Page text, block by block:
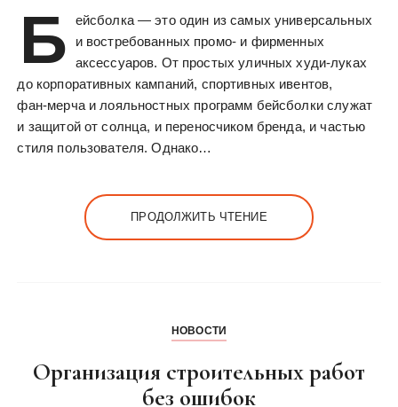
Б
ейсболка — это один из самых универсальных
и востребованных промо‑ и фирменных
аксессуаров. От простых уличных худи‑луках
до корпоративных кампаний, спортивных ивентов,
фан‑мерча и лояльностных программ бейсболки служат
и защитой от солнца, и переносчиком бренда, и частью
стиля пользователя. Однако…
ПРОДОЛЖИТЬ ЧТЕНИЕ
НОВОСТИ
Организация строительных работ
без ошибок